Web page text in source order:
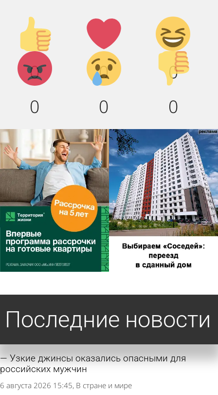
Палец
вверх!
0
Лайк!
0
Дикий
смех!
0
Агрессия!
0
Грусть :
(
0
Палец
вниз!
0
Последние новости
Узкие джинсы оказались опасными для
российских мужчин
6 августа 2026 15:45 В стране и мире